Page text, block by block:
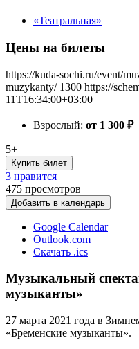
«Театральная»
Цены на билеты
https://kuda-sochi.ru/event/
muzykanty/ 1300 https://
11T16:34:00+03:00
Взрослый: от 1 300 ₽
5+
Купить билет
3 нравится
475 просмотров
Добавить в календарь
Google Calendar
Outlook.com
Скачать .ics
Музыкальный
музыканты»
27 марта 2021 года в
«Бременские музыканты».